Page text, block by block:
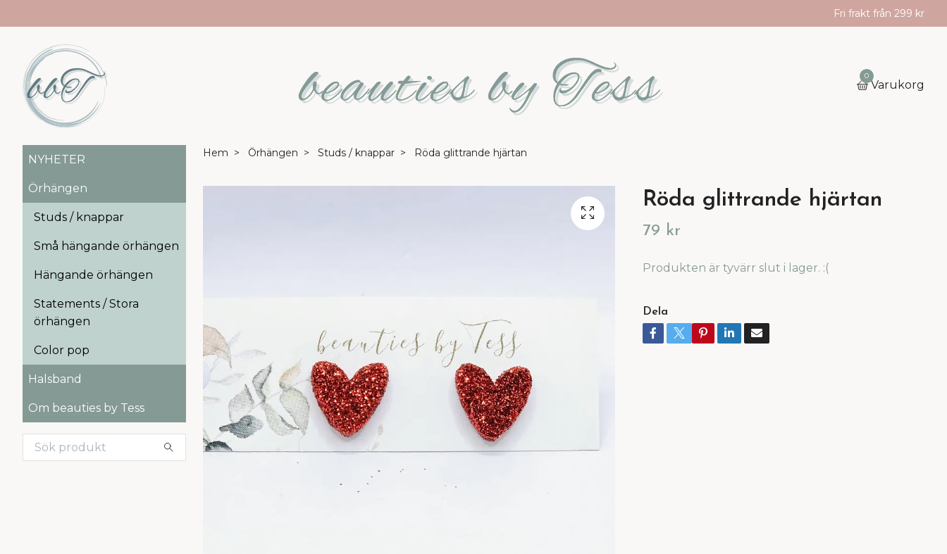
Fri frakt från 299 kr
0
Varukorg
NYHETER
Örhängen
Studs / knappar
Små hängande örhängen
Hängande örhängen
Statements / Stora
örhängen
Color pop
Halsband
Om beauties by Tess
Hem Örhängen Studs / knappar Röda glittrande hjärtan
Röda glittrande hjärtan
79 kr
Produkten är tyvärr slut i lager. :(
Dela